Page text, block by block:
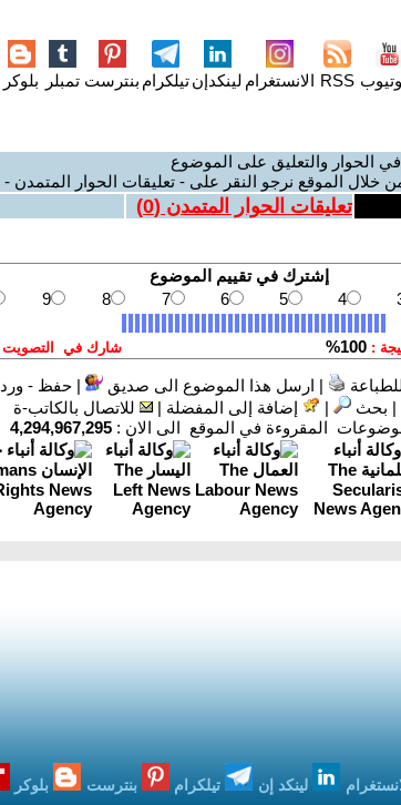
RSS الانستغرام لينكدإنتيلكرام بنترست تمبلر بلوكر
الحوار والتعليق على الموضوع
خلال الموقع نرجو النقر على - تعليقات الحوار المتمدن -
تعليقات الحوار المتمدن (0
)
| ارسل هذا الموضوع الى صديق |حفظ - ورد
| بحث | إضافة إلى المفضلة |
للاتصال بالكاتب-ة
المقروءة في الموقع الى الان : 4,294,967,295
لينكد إن تيلكرام بنترست بلوكر